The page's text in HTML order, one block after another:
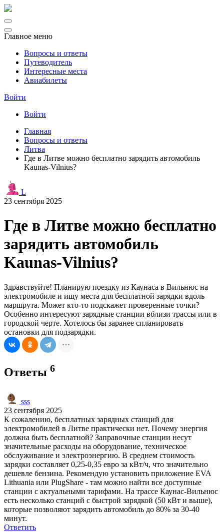
Главное меню
Вопросы и ответы
Путеводитель
Интересные места
Авиабилеты
Войти
Войти
Главная
Вопросы и ответы
Литва
Где в Литве можно бесплатно зарядить автомобиль
Kaunas-Vilnius?
L
23 сентября 2025
Где в Литве можно бесплатно
зарядить автомобиль
Kaunas-Vilnius?
Здравствуйте! Планирую поездку из Каунаса в Вильнюс на
электромобиле и ищу места для бесплатной зарядки вдоль
маршрута. Может кто-то подскажет проверенные точки?
Особенно интересуют зарядные станции вблизи трассы или в
городской черте. Хотелось бы заранее спланировать
остановки для подзарядки.
Ответы 6
sss
23 сентября 2025
К сожалению, бесплатных зарядных станций для
электромобилей в Литве практически нет. Почему энергия
должна быть бесплатной? Заправочные станции несут
значительные расходы на оборудование, техническое
обслуживание и электроэнергию. В среднем стоимость
зарядки составляет 0,25-0,35 евро за кВт/ч, что значительно
дешевле бензина. Рекомендую установить приложение EVA
Lithuania или PlugShare - там можно найти все доступные
станции с актуальными тарифами. На трассе Каунас-Вильнюс
есть несколько станций с быстрой зарядкой (50 кВт и выше),
которые позволяют зарядить автомобиль до 80% за 30-40
минут.
Ответить